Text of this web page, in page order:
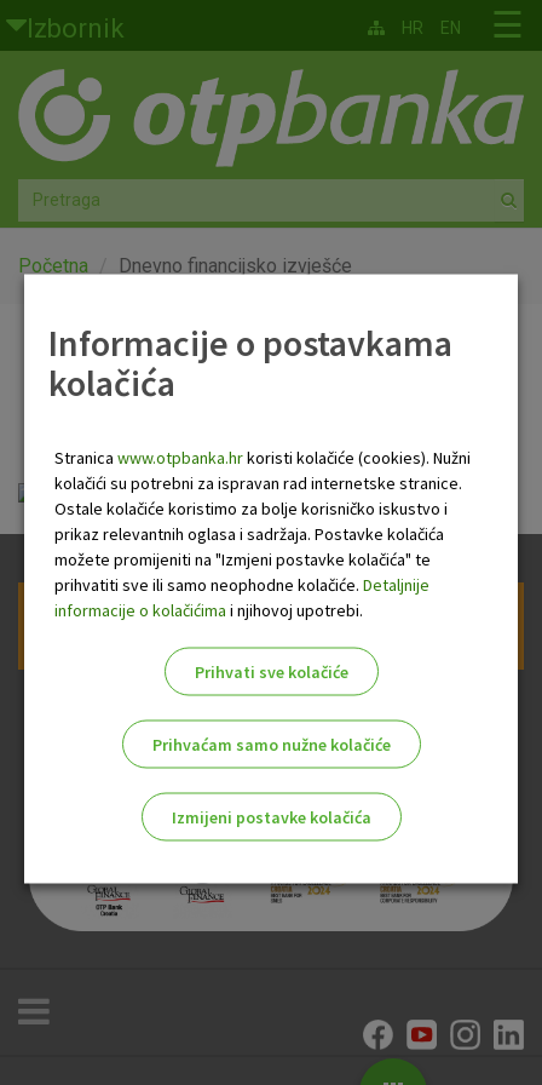
Skoči na glavni sadržaj
Izbornik
Građani
Privatno bankarstvo
Agro
Mala poduzeća i obrtnici
Globalna tržišta
O nama
☰
HR EN
Početna Dnevno financijsko izvješće
Dnevno financijsko
Dnevno financijsko izvješće.pdf
Prijava na newsletter OTP banke
Informacije o postavkama
kolačića
Stranica www.otpbanka.hrkoristi kolačiće (cookies). Nužni
kolačići su potrebni za ispravan rad internetske stranice.
Ostale kolačiće koristimo za bolje korisničko iskustvo i
prikaz relevantnih oglasa i sadržaja. Postavke kolačića
možete promijeniti na "Izmjeni postavke kolačića" te
prihvatiti sve ili samo neophodne kolačiće. Detaljnije
informacije o kolačićima i njihovoj upotrebi.
Prihvati sve kolačiće
Prihvaćam samo nužne kolačiće
Izmijeni postavke kolačića
Nužni kolačići